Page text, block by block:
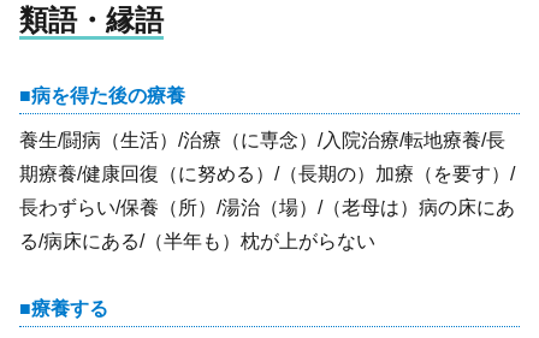
類語・縁語
病を得た後の療養
養生/闘病（生活）/治療（に専念）/入院治療/転地療養/長
期療養/健康回復（に努める）/（長期の）加療（を要す）/
長わずらい/保養（所）/湯治（場）/（老母は）病の床にあ
る/病床にある/（半年も）枕が上がらない
療養する